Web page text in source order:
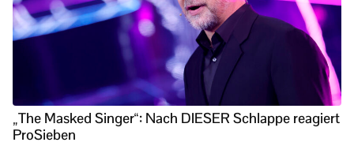
„The Masked Singer“: Nach DIESER Schlappe reagiert
ProSieben